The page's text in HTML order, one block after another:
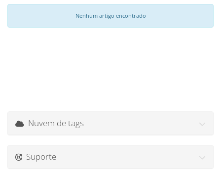
Nenhum artigo encontrado
Nuvem de tags
Suporte